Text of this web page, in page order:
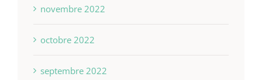
novembre 2022
octobre 2022
septembre 2022